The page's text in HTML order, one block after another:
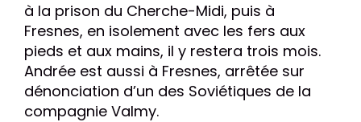
à la prison du Cherche-Midi, puis à
Fresnes, en isolement avec les fers aux
pieds et aux mains, il y restera trois mois.
Andrée est aussi à Fresnes, arrêtée sur
dénonciation d’un des Soviétiques de la
compagnie Valmy.